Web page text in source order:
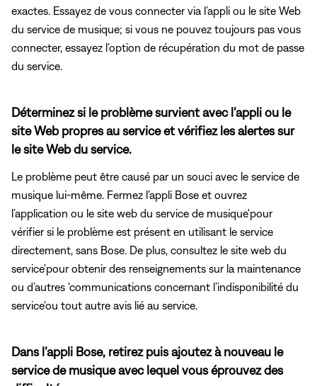
exactes. Essayez de vous connecter via l’appli ou le site Web
du service de musique; si vous ne pouvez toujours pas vous
connecter, essayez l’option de récupération du mot de passe
du service.
Déterminez si le problème survient avec l’appli ou le
site Web propres au service et vérifiez les alertes sur
le site Web du service.
Le problème peut être causé par un souci avec le service de
musique lui-même. Fermez l’appli Bose et ouvrez
l’application ou le site web du service de musique'pour
vérifier si le problème est présent en utilisant le service
directement, sans Bose. De plus, consultez le site web du
service'pour obtenir des renseignements sur la maintenance
ou d’autres 'communications concernant l’indisponibilité du
service'ou tout autre avis lié au service.
Dans l’appli Bose, retirez puis ajoutez à nouveau le
service de musique avec lequel vous éprouvez des